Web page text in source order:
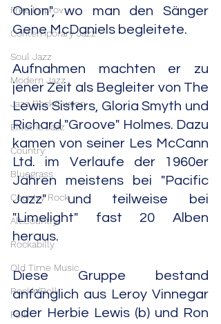
Free Improv
Contemporary Jazz
Soul Jazz
Modern Jazz
Jazz Rock/Fusion
Electric Jazz
Country
Bluegrass
Country Rock
Alt.Country
Rockabilly
Old Time Music
Rock'n'Roll
Folk
Onion", wo man den Sänger
Gene McDaniels begleitete.
Aufnahmen machten er zu
jener Zeit als Begleiter von The
Lewis Sisters, Gloria Smyth und
Richard "Groove" Holmes. Dazu
kamen von seiner Les McCann
Ltd. im Verlaufe der 1960er
Jahren meistens bei "Pacific
Jazz" und teilweise bei
"Limelight" fast 20 Alben
heraus.
Diese Gruppe bestand
anfänglich aus Leroy Vinnegar
oder Herbie Lewis (b) und Ron